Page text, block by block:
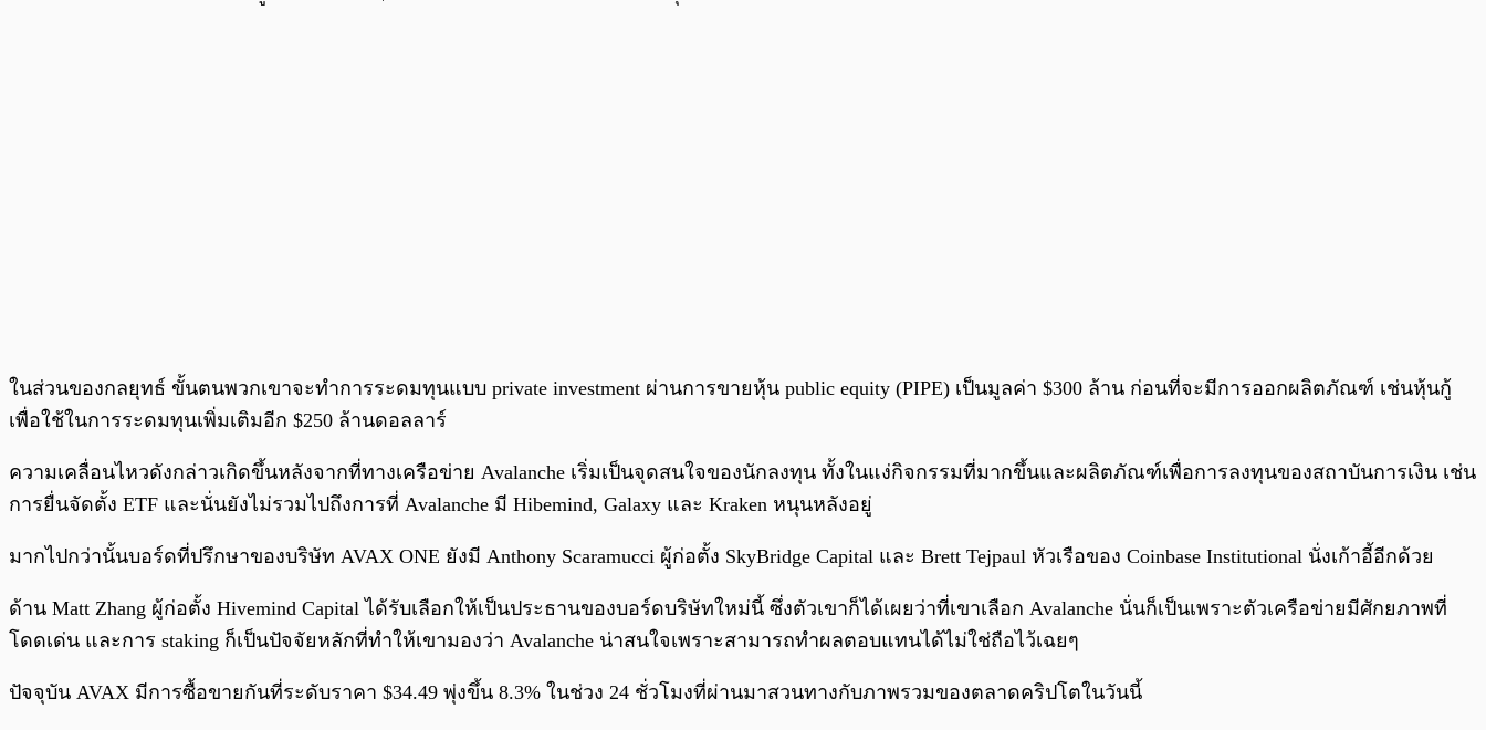
ในส่วนของกลยุทธ์ ขั้นตนพวกเขาจะทำการระดมทุนแบบ private investment ผ่านการขายหุ้น public equity (PIPE) เป็นมูลค่า $300 ล้าน ก่อนที่จะมีการออกผลิตภัณฑ์ เช่นหุ้นกู้
เพื่อใช้ในการระดมทุนเพิ่มเติมอีก $250 ล้านดอลลาร์
ความเคลื่อนไหวดังกล่าวเกิดขึ้นหลังจากที่ทางเครือข่าย Avalanche เริ่มเป็นจุดสนใจของนักลงทุน ทั้งในแง่กิจกรรมที่มากขึ้นและผลิตภัณฑ์เพื่อการลงทุนของสถาบันการเงิน เช่น
การยื่นจัดตั้ง ETF และนั่นยังไม่รวมไปถึงการที่ Avalanche มี Hibemind, Galaxy และ Kraken หนุนหลังอยู่
มากไปกว่านั้นบอร์ดที่ปรึกษาของบริษัท AVAX ONE ยังมี Anthony Scaramucci ผู้ก่อตั้ง SkyBridge Capital และ Brett Tejpaul หัวเรือของ Coinbase Institutional นั่งเก้าอี้อีกด้วย
ด้าน Matt Zhang ผู้ก่อตั้ง Hivemind Capital ได้รับเลือกให้เป็นประธานของบอร์ดบริษัทใหม่นี้ ซึ่งตัวเขาก็ได้เผยว่าที่เขาเลือก Avalanche นั่นก็เป็นเพราะตัวเครือข่ายมีศักยภาพที่
โดดเด่น และการ staking ก็เป็นปัจจัยหลักที่ทำให้เขามองว่า Avalanche น่าสนใจเพราะสามารถทำผลตอบแทนได้ไม่ใช่ถือไว้เฉยๆ
ปัจจุบัน AVAX มีการซื้อขายกันที่ระดับราคา $34.49 พุ่งขึ้น 8.3% ในช่วง 24 ชั่วโมงที่ผ่านมาสวนทางกับภาพรวมของตลาดคริปโตในวันนี้